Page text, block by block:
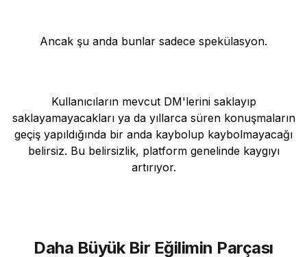
Ancak şu anda bunlar sadece spekülasyon.
Kullanıcıların mevcut DM'lerini saklayıp
saklayamayacakları ya da yıllarca süren konuşmaların
geçiş yapıldığında bir anda kaybolup kaybolmayacağı
belirsiz. Bu belirsizlik, platform genelinde kaygıyı
artırıyor.
Daha Büyük Bir Eğilimin Parçası